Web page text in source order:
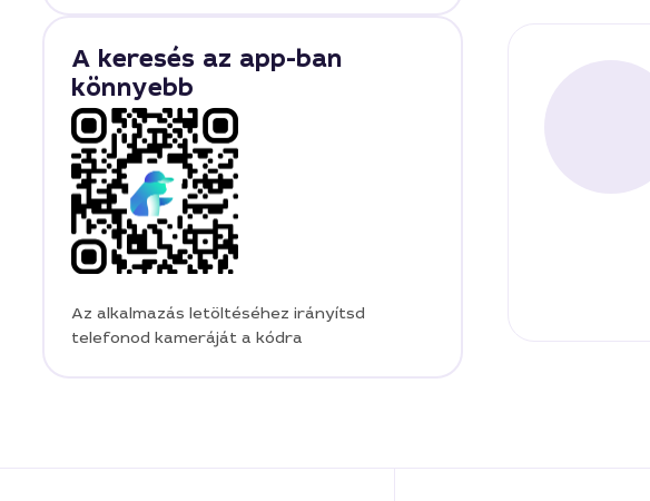
A keresés az app-ban
könnyebb
Az alkalmazás letöltéséhez irányítsd
telefonod kameráját a kódra